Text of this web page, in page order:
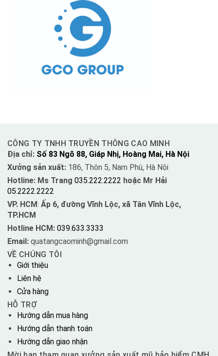
CÔNG TY TNHH TRUYỀN THÔNG CAO MINH
Địa chỉ: Số 83 Ngõ 88, Giáp Nhị, Hoàng Mai, Hà Nội
Xưởng sản xuất: 186, Thôn 5, Nam Phù, Hà Nội
Hotline: Ms Trang 035.222.2222 hoặc Mr Hải
05.2222.2222
VP. HCM: Ấp 6, đường Vĩnh Lộc, xã Tân Vĩnh Lộc,
TP.HCM
Hotline HCM: 039.633.3333
Email: quatangcaominh@gmail.com
VỀ CHÚNG TÔI
Giới thiệu
Liên hệ
Cửa hàng
HỖ TRỢ
Hướng dẫn mua hàng
Hướng dẫn thanh toán
Hướng dẫn giao nhận